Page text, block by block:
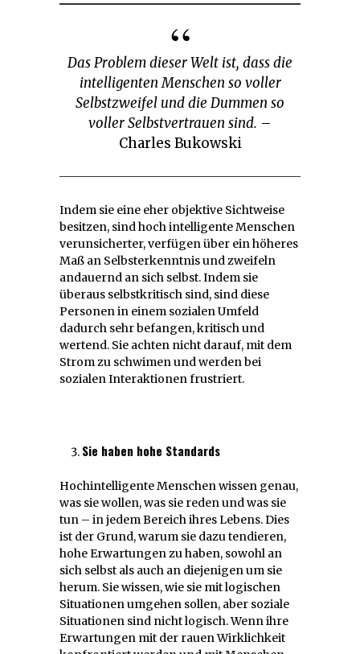
Das Problem dieser Welt ist, dass die
intelligenten Menschen so voller
Selbstzweifel und die Dummen so
voller Selbstvertrauen sind. –
Charles Bukowski
Indem sie eine eher objektive Sichtweise
besitzen, sind hoch intelligente Menschen
verunsicherter, verfügen über ein höheres
Maß an Selbsterkenntnis und zweifeln
andauernd an sich selbst. Indem sie
überaus selbstkritisch sind, sind diese
Personen in einem sozialen Umfeld
dadurch sehr befangen, kritisch und
wertend. Sie achten nicht darauf, mit dem
Strom zu schwimen und werden bei
sozialen Interaktionen frustriert.
Sie haben hohe Standards
Hochintelligente Menschen wissen genau,
was sie wollen, was sie reden und was sie
tun – in jedem Bereich ihres Lebens. Dies
ist der Grund, warum sie dazu tendieren,
hohe Erwartungen zu haben, sowohl an
sich selbst als auch an diejenigen um sie
herum. Sie wissen, wie sie mit logischen
Situationen umgehen sollen, aber soziale
Situationen sind nicht logisch. Wenn ihre
Erwartungen mit der rauen Wirklichkeit